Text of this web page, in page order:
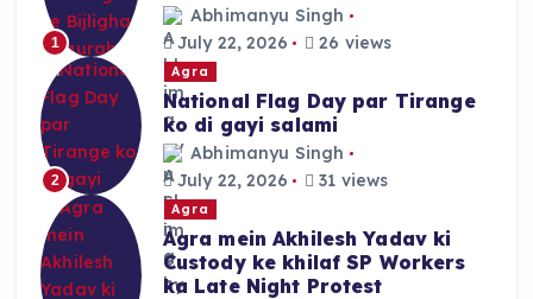
1
Abhimanyu Singh
July 22, 2026
26 views
2
Agra
National Flag Day par Tirange
ko di gayi salami
Abhimanyu Singh
July 22, 2026
31 views
Agra
Agra mein Akhilesh Yadav ki
Custody ke khilaf SP Workers
ka Late Night Protest